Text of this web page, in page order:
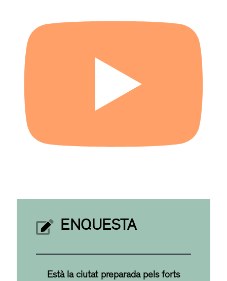
ENQUESTA
Està la ciutat preparada pels forts